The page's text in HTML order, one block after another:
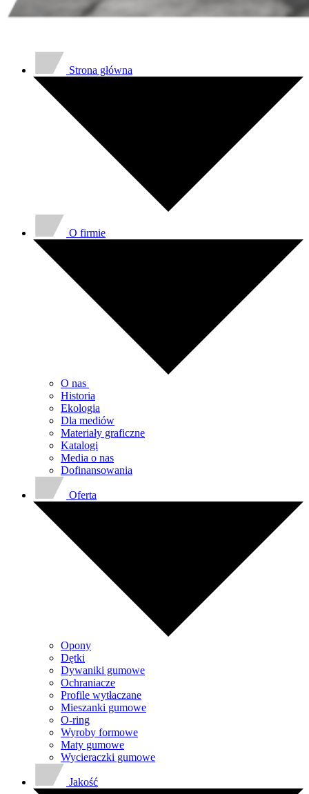
Strona główna
O firmie
O nas
Historia
Ekologia
Dla mediów
Materiały graficzne
Katalogi
Media o nas
Dofinansowania
Oferta
Opony
Dętki
Dywaniki gumowe
Ochraniacze
Profile wytłaczane
Mieszanki gumowe
O-ring
Wyroby formowe
Maty gumowe
Wycieraczki gumowe
Jakość